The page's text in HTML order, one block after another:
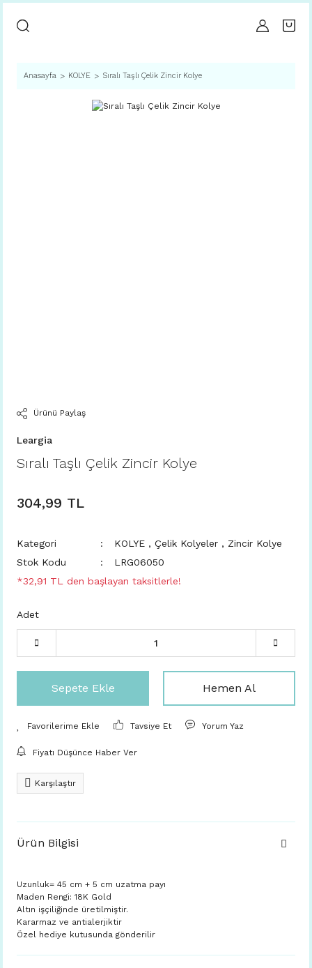
Anasayfa KOLYE Sıralı Taşlı Çelik Zincir Kolye
Ürünü Paylaş
Leargia
Sıralı Taşlı Çelik Zincir Kolye
304,99 TL
Kategori KOLYE , Çelik Kolyeler , Zincir Kolye
Stok Kodu
LRG06050
*32,91 TL den başlayan taksitlerle!
Adet
Sepete Ekle Hemen Al
Tavsiye Et Yorum Yaz
Fiyatı Düşünce Haber Ver
Karşılaştır
Ürün Bilgisi
Uzunluk= 45 cm + 5 cm uzatma payı
Maden Rengi: 18K Gold
Altın işçiliğinde üretilmiştir.
Kararmaz ve antialerjiktir
Özel hediye kutusunda gönderilir